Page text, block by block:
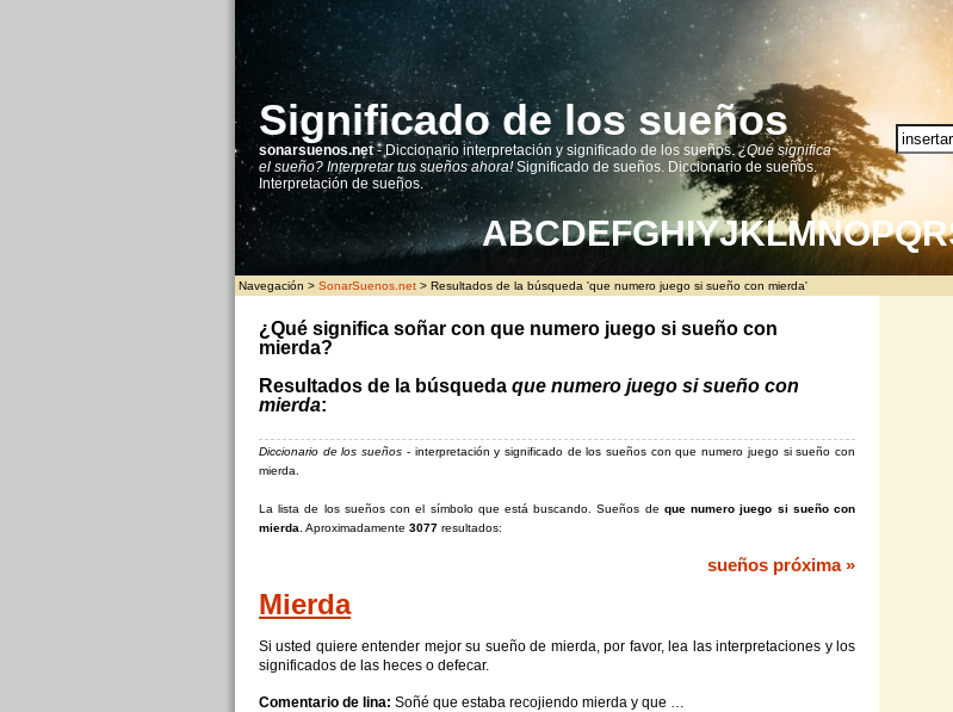
Significado de los sueños
sonarsuenos.net- Diccionario interpretación y significado de los sueños.¿Qué significa
el sueño? Interpretar tus sueños ahora!Significado de sueños. Diccionario de sueños.
Interpretación de sueños.
ABCDEFGHIYJKLMNOPQR
Navegación > SonarSuenos.net > Resultados de la búsqueda 'que numero juego si sueño con mierda'
¿Qué significa soñar con que numero juego si sueño con
mierda?
Resultados de la búsqueda que numero juego si sueño con
mierda:
Diccionario de los sueños - interpretación y significado de los sueños con que numero juego si sueño con
mierda.
La lista de los sueños con el símbolo que está buscando. Sueños de que numero juego si sueño con
mierda . Aproximadamente 3077 resultados:
sueños próxima »
Mierda
Si usted quiere entender mejor su sueñode mierda, por favor, lea las interpretaciones y los
significados de las heces o defecar.
Comentario de lina: Soñé que estaba recojiendo mierda y que …